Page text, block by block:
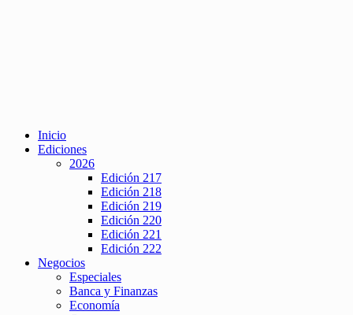
Inicio
Ediciones
2026
Edición 217
Edición 218
Edición 219
Edición 220
Edición 221
Edición 222
Negocios
Especiales
Banca y Finanzas
Economía